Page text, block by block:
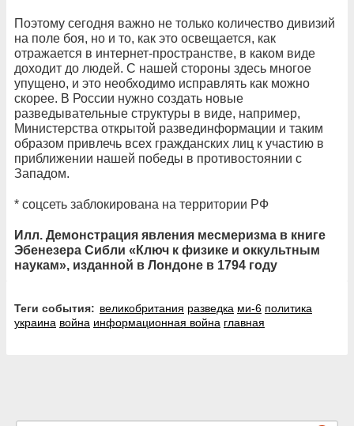
Поэтому сегодня важно не только количество дивизий
на поле боя, но и то, как это освещается, как
отражается в интернет-пространстве, в каком виде
доходит до людей. С нашей стороны здесь многое
упущено, и это необходимо исправлять как можно
скорее. В России нужно создать новые
разведывательные структуры в виде, например,
Министерства открытой развединформации и таким
образом привлечь всех гражданских лиц к участию в
приближении нашей победы в противостоянии с
Западом.
* соцсеть заблокирована на территории РФ
Илл. Демонстрация явления месмеризма в книге
Эбенезера Сибли «Ключ к физике и оккультным
наукам», изданной в Лондоне в 1794 году
Теги события: великобритания разведка ми-6 политика
украина война информационная война главная